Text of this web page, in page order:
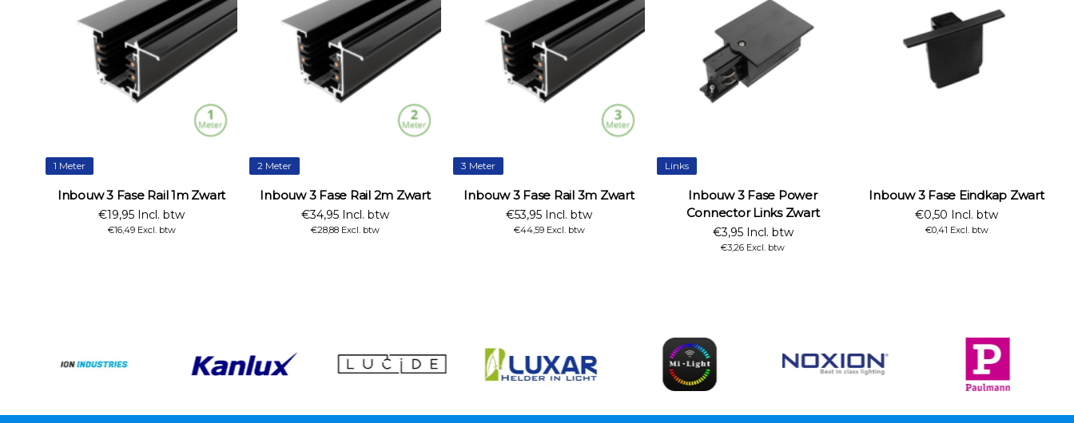
1 Meter
Inbouw 3 Fase Rail 1m Zwart
€19,95 Incl. btw
€16,49 Excl. btw
2 Meter
Inbouw 3 Fase Rail 2m Zwart
€34,95 Incl. btw
€28,88 Excl. btw
3 Meter
Inbouw 3 Fase Rail 3m Zwart
€53,95 Incl. btw
€44,59 Excl. btw
Links
Inbouw 3 Fase Power
Connector Links Zwart
€3,95 Incl. btw
€3,26 Excl. btw
Inbouw 3 Fase Eindkap Zwart
€0,50 Incl. btw
€0,41 Excl. btw